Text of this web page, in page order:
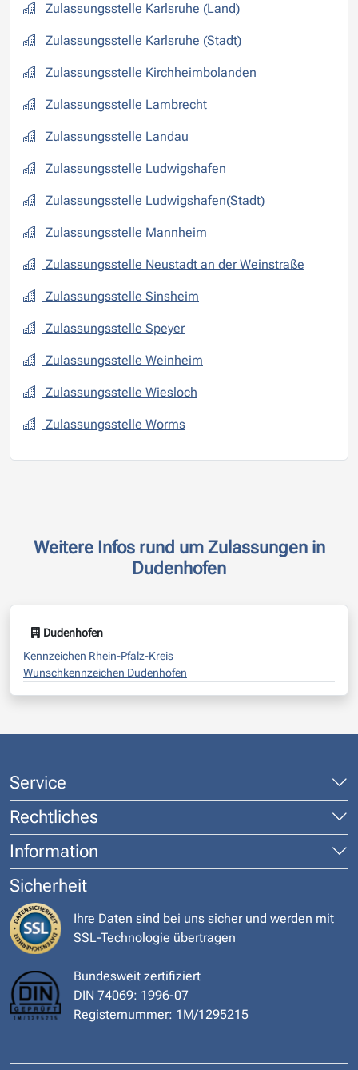
Zulassungsstelle Karlsruhe (Land)
Zulassungsstelle Karlsruhe (Stadt)
Zulassungsstelle Kirchheimbolanden
Zulassungsstelle Lambrecht
Zulassungsstelle Landau
Zulassungsstelle Ludwigshafen
Zulassungsstelle Ludwigshafen(Stadt)
Zulassungsstelle Mannheim
Zulassungsstelle Neustadt an der Weinstraße
Zulassungsstelle Sinsheim
Zulassungsstelle Speyer
Zulassungsstelle Weinheim
Zulassungsstelle Wiesloch
Zulassungsstelle Worms
Weitere Infos rund um Zulassungen in
Dudenhofen
Dudenhofen
Kennzeichen Rhein-Pfalz-Kreis
Wunschkennzeichen Dudenhofen
Service
Rechtliches
Information
Sicherheit
Ihre Daten sind bei uns sicher und werden mit
SSL-Technologie übertragen
Bundesweit zertifiziert
DIN 74069: 1996-07
Registernummer: 1M/1295215